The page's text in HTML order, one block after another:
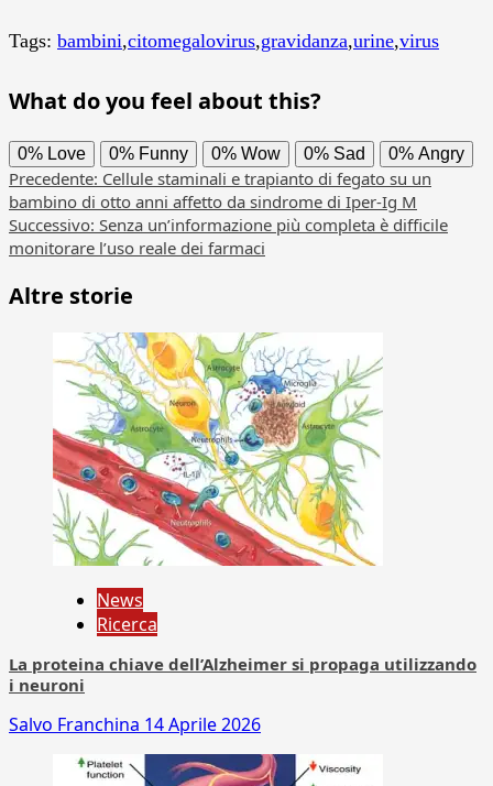
Tags: bambini,citomegalovirus,gravidanza,urine,virus
What do you feel about this?
0% Love 0% Funny 0% Wow 0% Sad 0% Angry
Navigazione
articolo
Precedente: Cellule staminali e trapianto di fegato su un
bambino di otto anni affetto da sindrome di Iper-Ig M
Successivo: Senza un’informazione più completa è difficile
monitorare l’uso reale dei farmaci
Altre storie
News
Ricerca
La proteina chiave dell’Alzheimer si propaga utilizzando
i neuroni
Salvo Franchina 14 Aprile 2026